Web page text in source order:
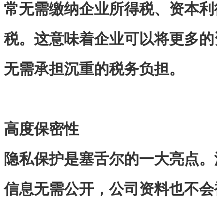
常无需缴纳企业所得税、资本
税。这意味着企业可以将更多
无需承担沉重的税务负担。
高度保密性
隐私保护是塞舌尔的一大亮点
信息无需公开，公司资料也不